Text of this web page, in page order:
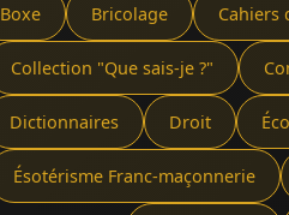
Boxe Bricolage Cahiers
Collection "Que sais-je ?"
Dictionnaires Droit
Ésotérisme Franc-maçonnerie